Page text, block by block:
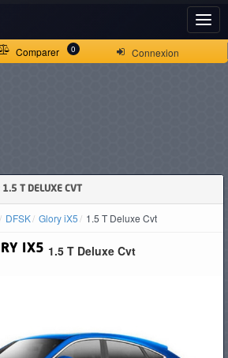
Connexion
Comparer 0
1.5 T DELUXE CVT
DFSK Glory iX5 1.5 T Deluxe Cvt
IX5 1.5 T Deluxe Cvt